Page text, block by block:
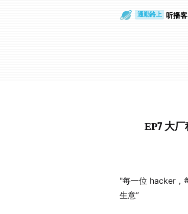
通勤路上 听播
EP7 大
"每一位 hacker，
生意”